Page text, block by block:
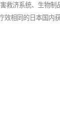
救济系统、生物
相同的日本国内